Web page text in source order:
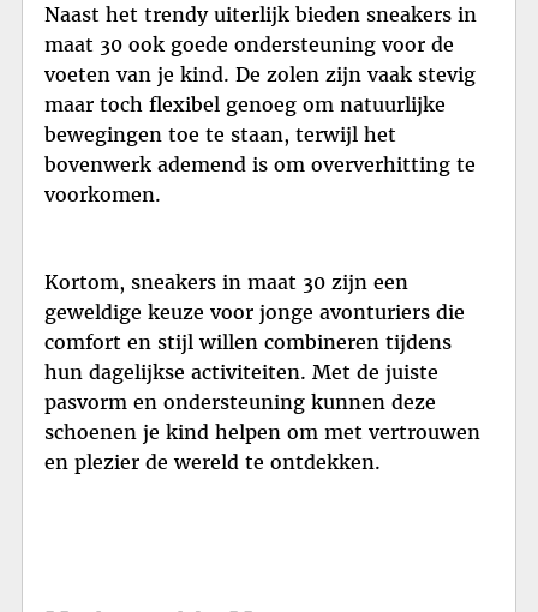
Naast het trendy uiterlijk bieden sneakers in
maat 30 ook goede ondersteuning voor de
voeten van je kind. De zolen zijn vaak stevig
maar toch flexibel genoeg om natuurlijke
bewegingen toe te staan, terwijl het
bovenwerk ademend is om oververhitting te
voorkomen.
Kortom, sneakers in maat 30 zijn een
geweldige keuze voor jonge avonturiers die
comfort en stijl willen combineren tijdens
hun dagelijkse activiteiten. Met de juiste
pasvorm en ondersteuning kunnen deze
schoenen je kind helpen om met vertrouwen
en plezier de wereld te ontdekken.